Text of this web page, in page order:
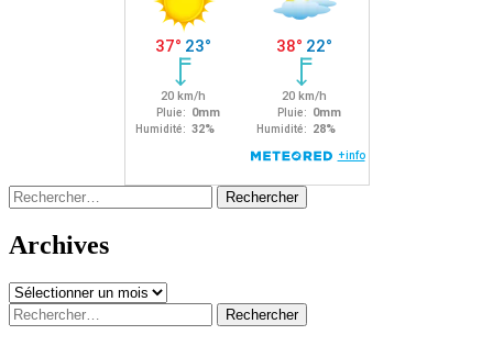
Rechercher :
Archives
Archives
Rechercher :